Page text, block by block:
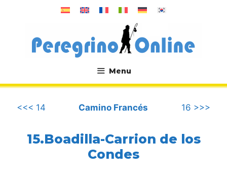
뛰
Menu
.
<<< 14
Camino Francés 16 >>>
15.Boadilla-Carrion de los
Condes